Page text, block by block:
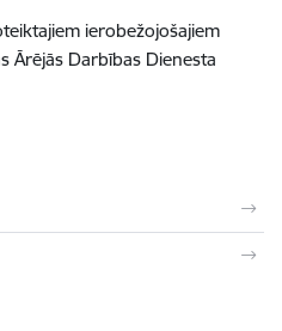
ierobežojošajiem
Ārējās Darbības Dienesta